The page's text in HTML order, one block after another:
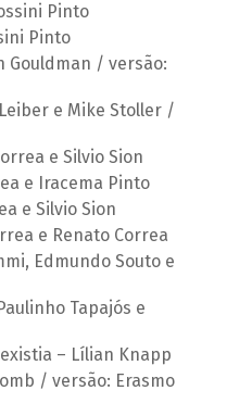
Pinto
Pinto
Gouldman / versão:
e Mike Stoller /
e Silvio Sion
e Iracema Pinto
e Silvio Sion
e Renato Correa
Edmundo Souto e
Tapajós e
– Lílian Knapp
/ versão: Erasmo